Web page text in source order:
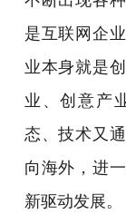
是互联网企
业本身就是
业、创意产
态、技术又
向海外，进
新驱动发展。